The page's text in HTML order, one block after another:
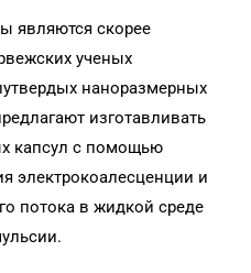
являются скорее
ученых
наноразмерных
изготавливать
капсул с помощью
электрокоалесценции и
потока в жидкой среде